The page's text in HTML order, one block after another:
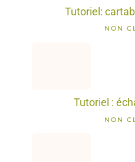
Tutoriel:
NON
Tutoriel :
NON